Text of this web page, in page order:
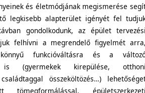
és életmódjának megismerése
legkisebb alapterület igényét fel
gondolkodunk, az épület
felhívni a megrendelő figyelmét
funkcióváltásra és a
is (gyermekek kirepülése,
összeköltözés…)